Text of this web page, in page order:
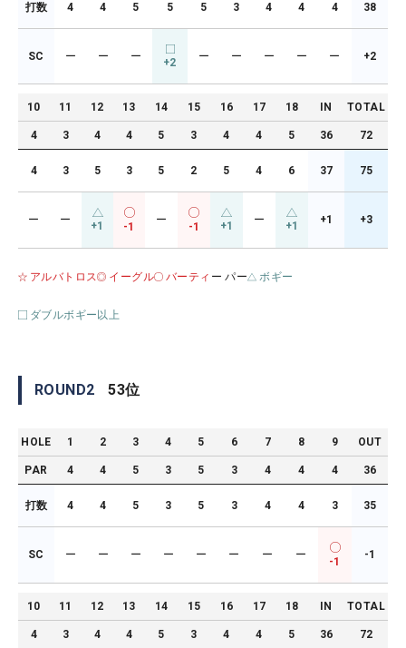
打数 4 4 5 5 5 3 4 4 4 38
SC ー ー ー +2 ー ー ー ー ー +2
10 11 12 13 14 15 16 17 18 IN TOTAL
4 3 4 4 5 3 4 4 5 36 72
4 3 5 3 5 2 5 4 6 37 75
ー ー +1 -1
ー
-1 +1 ー +1 +1 +3
アルバトロス イーグル バーティ ー パー ボギー
ダブルボギー以上
ROUND2 53位
HOLE 1 2 3 4 5 6 7 8 9 OUT
PAR 4 4 5 3 5 3 4 4 4 36
打数 4 4 5 3 5 3 4 4 3 35
SC ー ー ー ー ー ー ー ー
-1
-1
10 11 12 13 14 15 16 17 18 IN TOTAL
4 3 4 4 5 3 4 4 5 36 72